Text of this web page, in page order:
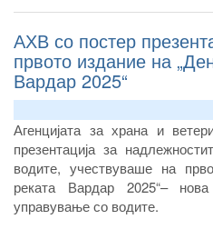
АХВ со постер
првото издание на
Вардар 2025“
Агенцијата за храна и
презентација за
водите, учествуваше на
реката Вардар 2025“–
управување со водите.